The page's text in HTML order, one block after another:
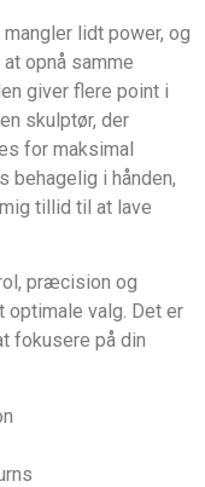
lidt power, og
opnå samme
giver flere point i
skulptør, der
for maksimal
behagelig i hånden,
tillid til at lave
præcision og
optimale valg. Det er
fokusere på din